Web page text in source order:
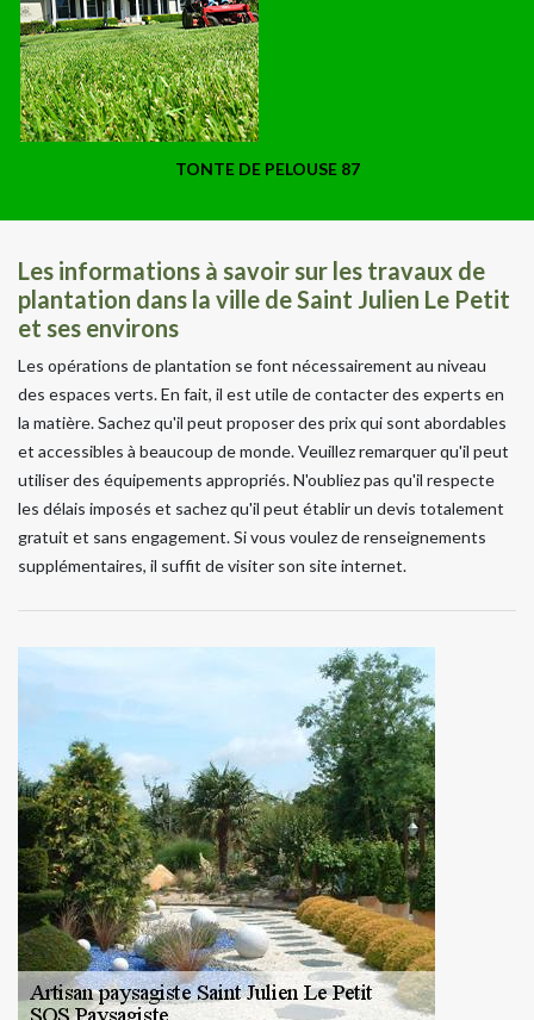
TONTE DE PELOUSE 87
Les informations à savoir sur les travaux de
plantation dans la ville de Saint Julien Le Petit
et ses environs
Les opérations de plantation se font nécessairement au niveau
des espaces verts. En fait, il est utile de contacter des experts en
la matière. Sachez qu'il peut proposer des prix qui sont abordables
et accessibles à beaucoup de monde. Veuillez remarquer qu'il peut
utiliser des équipements appropriés. N'oubliez pas qu'il respecte
les délais imposés et sachez qu'il peut établir un devis totalement
gratuit et sans engagement. Si vous voulez de renseignements
supplémentaires, il suffit de visiter son site internet.